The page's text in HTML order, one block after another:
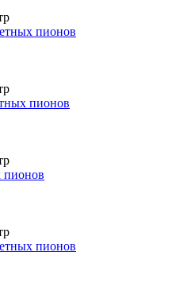
пионов
пионов
пионов
пионов